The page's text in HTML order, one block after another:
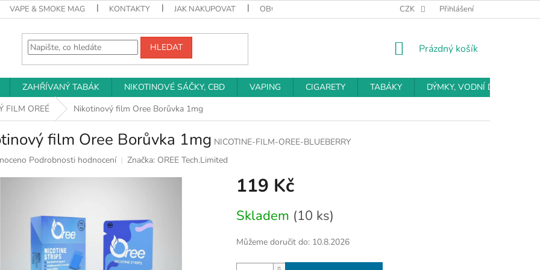
VAPE & SMOKE MAG KONTAKTY JAK NAKUPOVAT OBCHODNÍ PODMÍNKY PODMÍNKY OCHRANY OSOBNÍCH ÚDAJŮ
CZK Přihlášení
HLEDAT
NÁKUPNÍ
Prázdný košík
ZAHŘÍVANÝ TABÁK NIKOTINOVÉ SÁČKY, CBD VAPING CIGARETY TABÁKY
DÝMKY, VODNÍ DÝMKY
FILM OREÉ Nikotinový film Oree Borůvka 1mg
film Oree Borůvka 1mg NICOTINE-FILM-OREE-BLUEBERRY
Podrobnosti hodnocení Značka: OREE Tech.Limited
119 Kč
cena:
Skladem (10 ks)
Můžeme doručit do: 10.8.2026